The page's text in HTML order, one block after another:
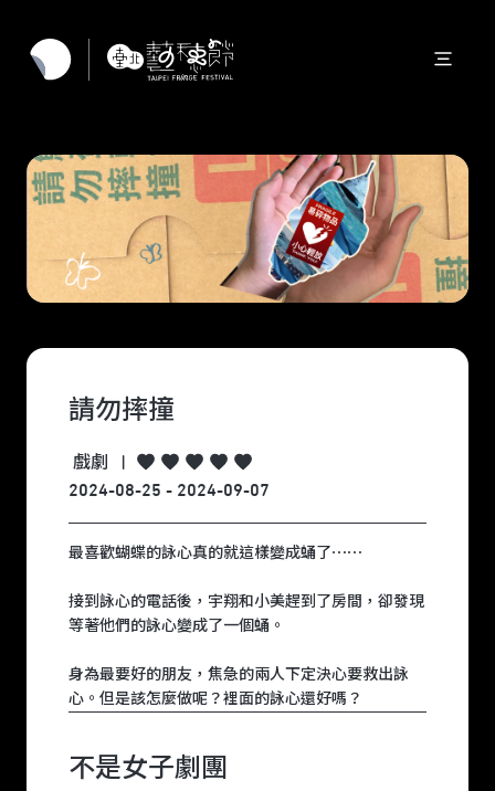
請勿摔撞
戲劇
2024-08-25 - 2024-09-07
最喜歡蝴蝶的詠心真的就這樣變成蛹了⋯⋯
接到詠心的電話後，宇翔和小美趕到了房間，卻發現
等著他們的詠心變成了一個蛹。
身為最要好的朋友，焦急的兩人下定決心要救出詠
心。但是該怎麼做呢？裡面的詠心還好嗎？
不是女子劇團